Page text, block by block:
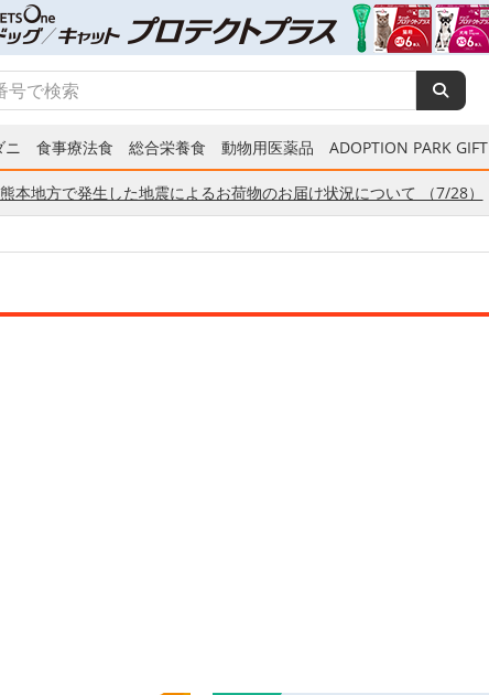
ニ 食事療法食 総合栄養食 動物用医薬品 ADOPTION PARK GIFT
本地方で発生した地震によるお荷物のお届け状況について （7/28）